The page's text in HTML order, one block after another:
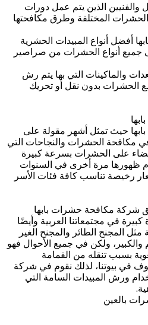
الذين يتم عمل دورات
المختلفة وطرق مكافحتها
أفضل أنواع المبيدات الحشرية
جميع أنواع الحشرات من صراصير
والماكينات التي بها يتم رش
الحشرات بدون نقل أو تحريك
حيث تمثل أشهر مقولة على
مكافحة الحشرات والنجاحات التي
على الحشرات بسرعة كبيرة
ظهورها مرة أخرى في السنوات
رخيصة تناسب كافة فئات الأسر
مكافحة حشرات بابها
في مجتمعاتنا العربية وأيضًا
مثل المجنح الطائر والمجنح الغير
ولكن في جميع الأحوال فهو
بسبب تنقله من القمامة
في بيوتنا، لذلك نقوم في شركة
ورش المبيدات السامة التي
بالعين